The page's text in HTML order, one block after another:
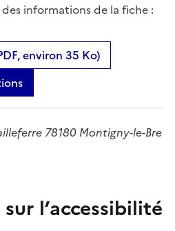
informations de la fiche :
environ 35 Ko)
78180 Montigny-le-Bre
l’accessibilité